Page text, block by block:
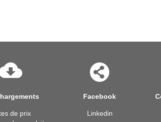
de prix
Facebook
Linkedin